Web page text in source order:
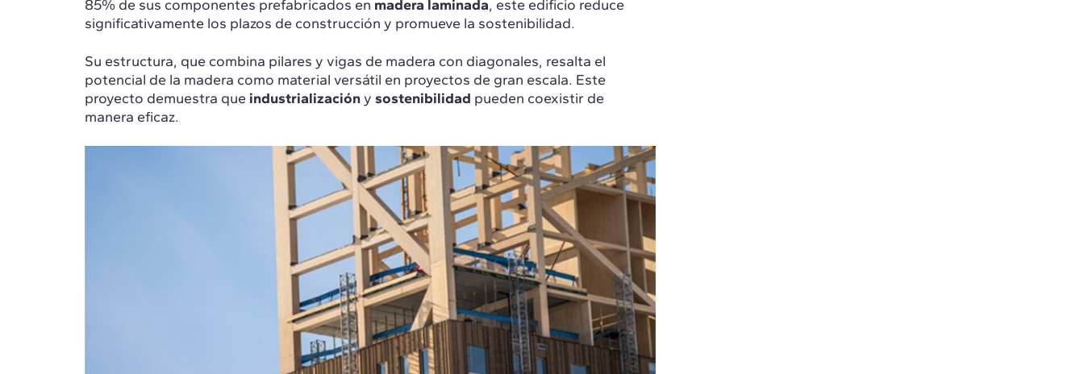
85% de sus componentes prefabricados en madera laminada, este edificio reduce
significativamente los plazos de construcción y promueve la sostenibilidad.
Su estructura, que combina pilares y vigas de madera con diagonales, resalta el
potencial de la madera como material versátil en proyectos de gran escala. Este
proyecto demuestra que industrializacióny sostenibilidad pueden coexistir de
manera eficaz.